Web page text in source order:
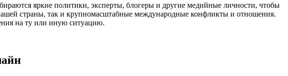
яркие политики, эксперты, блогеры и другие медийные личности, чтобы
страны, так и крупномасштабные международные конфликты и отношения.
на ту или иную ситуацию.